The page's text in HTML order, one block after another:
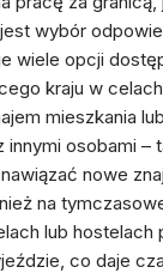
wybór
wiele opcji
kraju w
mieszkania
innymi osobami –
nowe
na
lub hostelach
co daje